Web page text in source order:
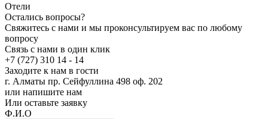
Отели
Остались вопросы?
Свяжитесь с нами и мы проконсультируем вас по любому
вопросу
Связь с нами в один клик
+7 (727) 310 14 - 14
Заходите к нам в гости
г. Алматы пр. Сейфуллина 498 оф. 202
или напишите нам
Или оставьте заявку
Ф.И.О